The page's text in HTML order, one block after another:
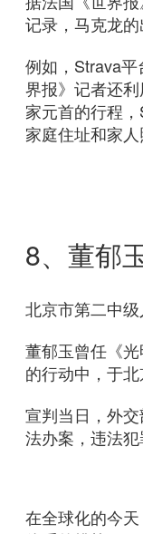
记录，马克龙的
例如，Strava
界报》记者还
家元首的行程
家庭住址和家
8、董郁
北京市第二中
董郁玉曾任《
的行动中，于
宣判当日，外
法办案，违法
在全球化的今